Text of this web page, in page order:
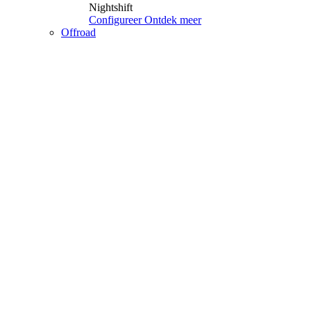
Nightshift
Configureer Ontdek meer
Offroad